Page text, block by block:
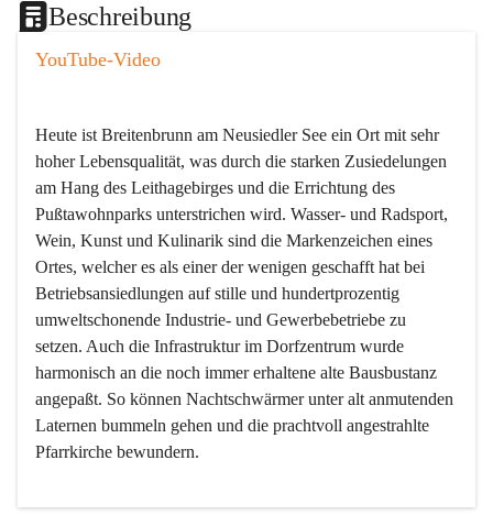
Beschreibung
YouTube-Video
Heute ist Breitenbrunn am Neusiedler See ein Ort mit sehr
hoher Lebensqualität, was durch die starken Zusiedelungen
am Hang des Leithagebirges und die Errichtung des
Pußtawohnparks unterstrichen wird. Wasser- und Radsport,
Wein, Kunst und Kulinarik sind die Markenzeichen eines
Ortes, welcher es als einer der wenigen geschafft hat bei
Betriebsansiedlungen auf stille und hundertprozentig
umweltschonende Industrie- und Gewerbebetriebe zu
setzen. Auch die Infrastruktur im Dorfzentrum wurde
harmonisch an die noch immer erhaltene alte Bausbustanz
angepaßt. So können Nachtschwärmer unter alt anmutenden
Laternen bummeln gehen und die prachtvoll angestrahlte
Pfarrkirche bewundern.
Der Weinbau dominert heute nicht mehr, ist aber integrativer